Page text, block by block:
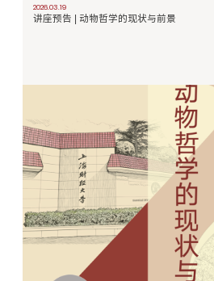
2026.03.19
讲座预告 | 动物哲学的现状与前景